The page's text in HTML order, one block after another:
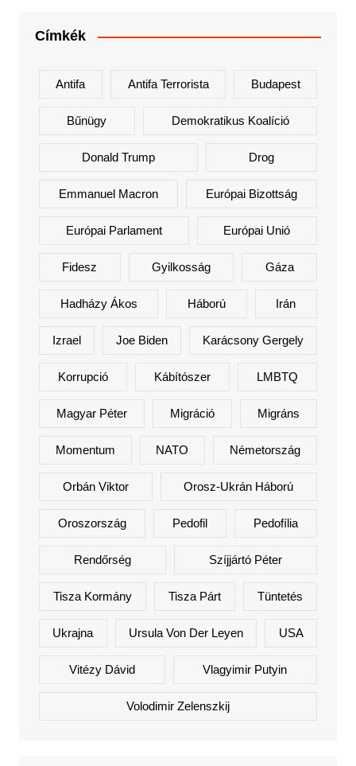
Címkék
Antifa Antifa Terrorista Budapest
Bűnügy Demokratikus Koalíció
Donald Trump Drog
Emmanuel Macron Európai Bizottság
Európai Parlament Európai Unió
Fidesz Gyilkosság Gáza
Hadházy Ákos Háború Irán
Izrael Joe Biden Karácsony Gergely
Korrupció Kábítószer LMBTQ
Magyar Péter Migráció Migráns
Momentum NATO Németország
Orbán Viktor Orosz-Ukrán Háború
Oroszország Pedofil Pedofília
Rendőrség Szíjjártó Péter
Tisza Kormány Tisza Párt Tüntetés
Ukrajna Ursula Von Der Leyen USA
Vitézy Dávid Vlagyimir Putyin
Volodimir Zelenszkij